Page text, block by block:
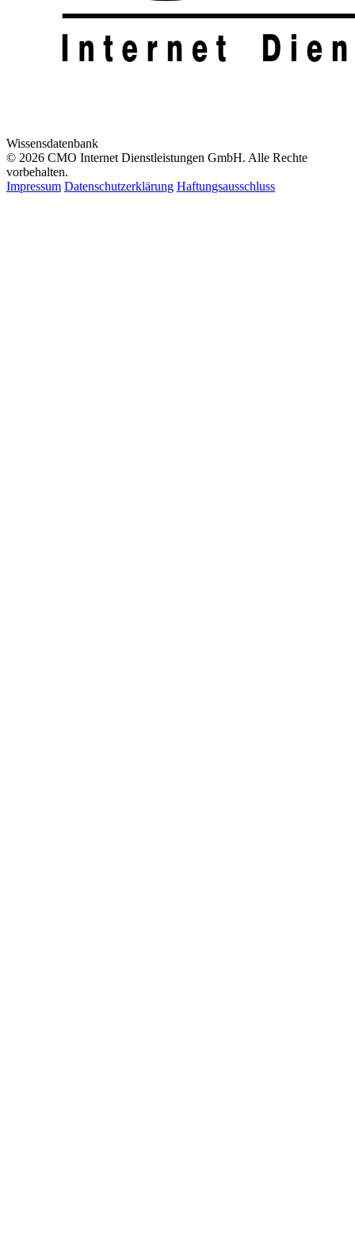
Wissensdatenbank
© 2026 CMO Internet Dienstleistungen GmbH. Alle Rechte
vorbehalten.
Impressum Datenschutzerklärung Haftungsausschluss